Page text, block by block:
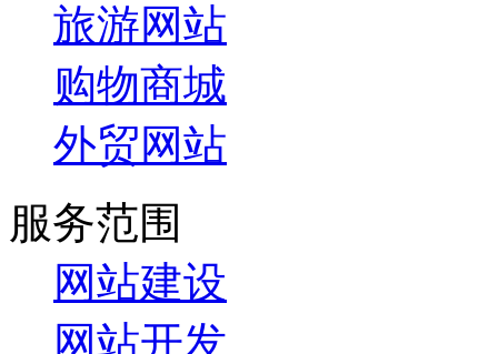
旅游网站
购物商城
外贸网站
服务范围
网站建设
网站开发